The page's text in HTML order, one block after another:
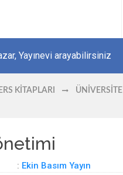
KITAPLARI
ÜNIVERSITE
: Ekin Basım Yayın